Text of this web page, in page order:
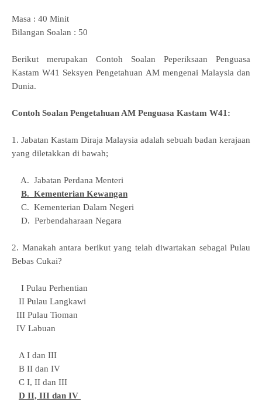
Masa : 40 Minit
Bilangan Soalan : 50
Berikut merupakan Contoh Soalan Peperiksaan Penguasa
Kastam W41 Seksyen Pengetahuan AM mengenai Malaysia dan
Dunia.
Contoh Soalan Pengetahuan AM Penguasa Kastam W41:
1. Jabatan Kastam Diraja Malaysia adalah sebuah badan kerajaan
yang diletakkan di bawah;
A. Jabatan Perdana Menteri
B. Kementerian Kewangan
C. Kementerian Dalam Negeri
D. Perbendaharaan Negara
2. Manakah antara berikut yang telah diwartakan sebagai Pulau
Bebas Cukai?
I Pulau Perhentian
II Pulau Langkawi
III Pulau Tioman
IV Labuan
A I dan III
B II dan IV
C I, II dan III
D II, III dan IV